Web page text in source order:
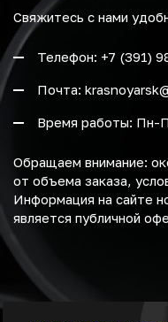
Свяжитесь с нами
Телефон: +7 (391)
Почта:
Время работы: Пн-
Обращаем внимание:
от объема заказа,
Информация на сайте
является публичной